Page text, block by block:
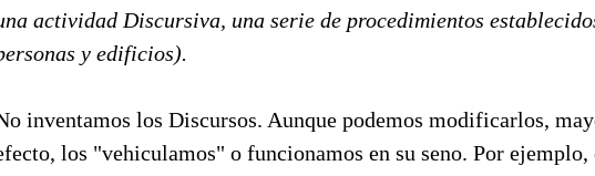
actividad Discursiva, una serie de procedimientos
y edificios).
inventamos los Discursos. Aunque podemos modificarlos,
los "vehiculamos" o funcionamos en su seno. Por